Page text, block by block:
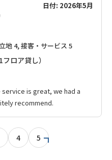
日付: 2026年5月
地 4, 接客・サービス 5
ロア貸し）
is great, we had a
recommend.
4 5